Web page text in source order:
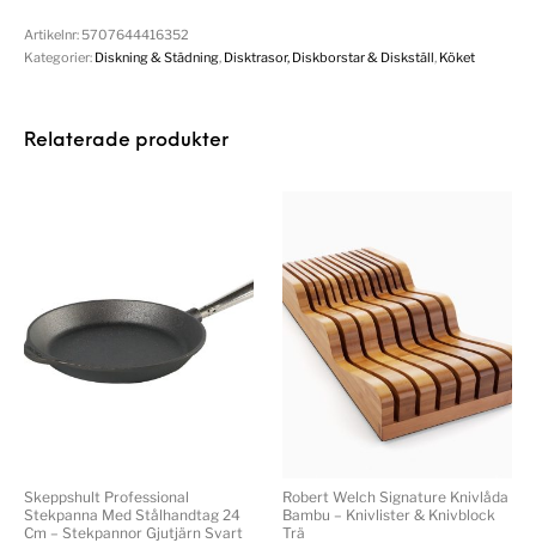
Artikelnr: 5707644416352
Kategorier: Diskning & Städning Disktrasor, Diskborstar & Diskställ Köket
Relaterade produkter
Skeppshult Professional
Stekpanna Med Stålhandtag 24
Cm – Stekpannor Gjutjärn Svart
Robert Welch Signature Knivlåda
Bambu – Knivlister & Knivblock
Trä